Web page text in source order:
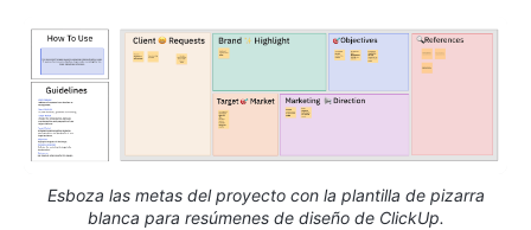
Esboza las metas del proyecto con la plantilla de pizarra
blanca para resúmenes de diseño de ClickUp.